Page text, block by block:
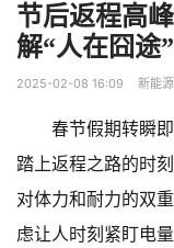
节后返程高
解“人在囧途”
2025-02-08 16:09 新能源
春节假期转瞬
踏上返程之路的时
对体力和耐力的双
虑让人时刻紧盯电